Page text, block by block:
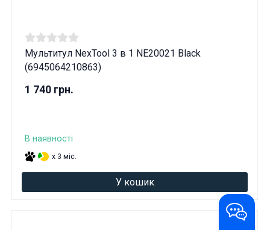
Мультитул NexTool 3 в 1 NE20021 Black
(6945064210863)
1 740 грн.
В наявності
x 3 міс.
У кошик